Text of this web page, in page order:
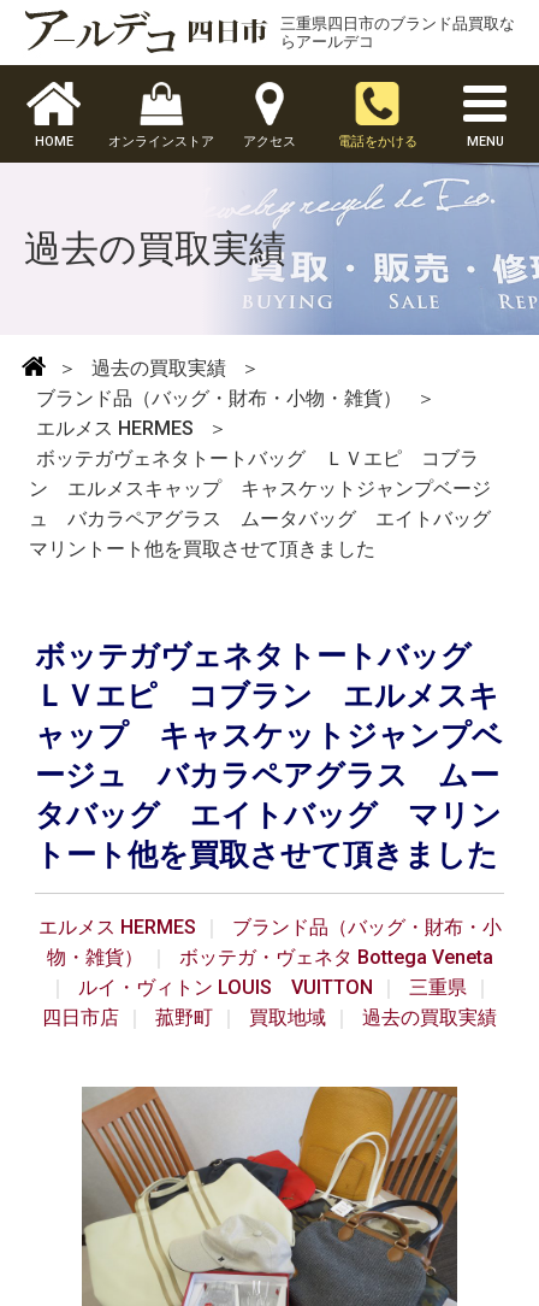
三重県四日市のブランド品買取な
らアールデコ
HOME オンラインストア アクセス 電話をかける MENU
過去の買取実績
＞ 過去の買取実績
＞
ブランド品（バッグ・財布・小物・雑貨）
＞
エルメス HERMES
＞
ボッテガヴェネタトートバッグ ＬＶエピ コブラ
ン エルメスキャップ キャスケットジャンプベージ
ュ バカラペアグラス ムータバッグ エイトバッグ
マリントート他を買取させて頂きました
ボッテガヴェネタトートバッグ
ＬＶエピ コブラン エルメスキ
ャップ キャスケットジャンプベ
ージュ バカラペアグラス ムー
タバッグ エイトバッグ マリン
トート他を買取させて頂きました
エルメス HERMES
ブランド品（バッグ・財布・小
物・雑貨）
ボッテガ・ヴェネタ Bottega Veneta
ルイ・ヴィトン LOUIS VUITTON
三重県
四日市店
菰野町 買取地域 過去の買取実績